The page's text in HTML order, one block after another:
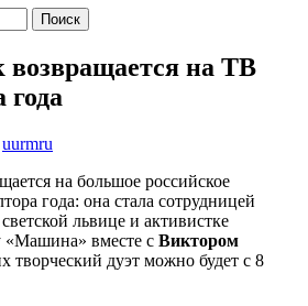
возвращается на ТВ
года
uurmru
на большое российское
года: она стала сотрудницей
львице и активистке
«Машина» вместе с Виктором
творческий дуэт можно будет с 8